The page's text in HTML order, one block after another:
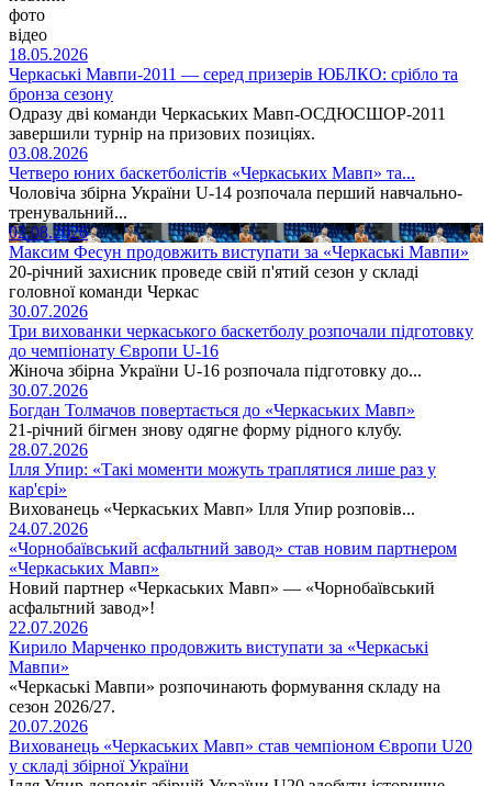
фото
відео
18.05.2026
Черкаські Мавпи-2011 — серед призерів ЮБЛКО: срібло та
бронза сезону
Одразу дві команди Черкаських Мавп-ОСДЮСШОР-2011
завершили турнір на призових позиціях.
03.08.2026
Четверо юних баскетболістів «Черкаських Мавп» та...
Чоловіча збірна України U-14 розпочала перший навчально-
тренувальний...
02.08.2026
Максим Фесун продовжить виступати за «Черкаські Мавпи»
20-річний захисник проведе свій п'ятий сезон у складі
головної команди Черкас
30.07.2026
Три вихованки черкаського баскетболу розпочали підготовку
до чемпіонату Європи U-16
Жіноча збірна України U-16 розпочала підготовку до...
30.07.2026
Богдан Толмачов повертається до «Черкаських Мавп»
21-річний бігмен знову одягне форму рідного клубу.
28.07.2026
Ілля Упир: «Такі моменти можуть траплятися лише раз у
кар'єрі»
Вихованець «Черкаських Мавп» Ілля Упир розповів...
24.07.2026
«Чорнобаївський асфальтний завод» став новим партнером
«Черкаських Мавп»
Новий партнер «Черкаських Мавп» — «Чорнобаївський
асфальтний завод»!
22.07.2026
Кирило Марченко продовжить виступати за «Черкаські
Мавпи»
«Черкаські Мавпи» розпочинають формування складу на
сезон 2026/27.
20.07.2026
Вихованець «Черкаських Мавп» став чемпіоном Європи U20
у складі збірної України